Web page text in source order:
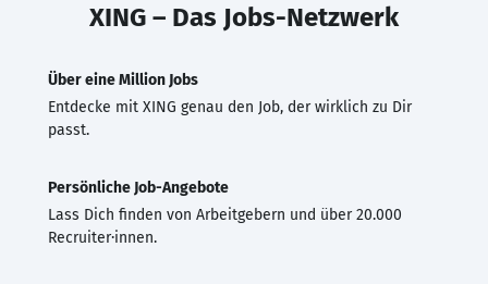
XING – Das Jobs-Netzwerk
Über eine Million Jobs
Entdecke mit XING genau den Job, der wirklich zu Dir
passt.
Persönliche Job-Angebote
Lass Dich finden von Arbeitgebern und über 20.000
Recruiter·innen.